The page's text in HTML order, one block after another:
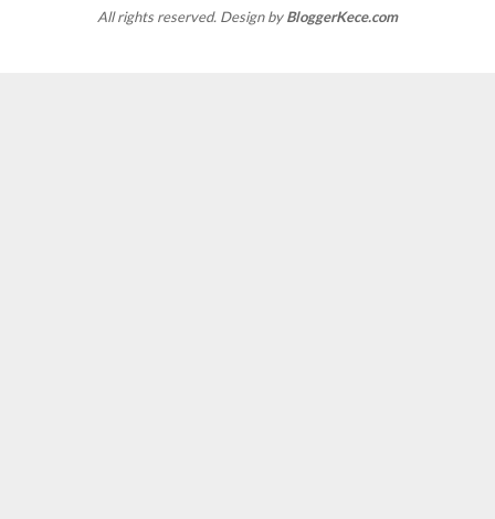
All rights reserved. Design byBloggerKece.com